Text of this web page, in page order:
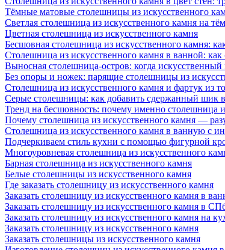
Тёмные матовые столешницы из искусственного
Светлая столешница из искусственного камня на
Цветная столешница из искусственного камня
Бесшовная столешница из искусственного камня:
Столешница из искусственного камня в ванной: как
Выносная столешница-остров: когда искусственный
Без опоры и ножек: парящие столешницы из
Столешница из искусственного камня и фартук из
Серые столешницы: как добавить сдержанный шик
Тренд на бесшовность: почему именно столешница
Почему столешница из искусственного камня —
Столешница из искусственного камня в ванную с
Подчеркиваем стиль кухни с помощью фигурной
Многоуровневая столешница из искусственного
Барная столешница из искусственного камня
Белые столешницы из искусственного камня
Где заказать столешницу из искусственного камня
Заказать столешницу из искусственного камня в
Заказать столешницу из искусственного камня в
Заказать столешницу из искусственного камня на
Заказать столешницу из искусственного камня
Заказать столешницы из искусственного камня